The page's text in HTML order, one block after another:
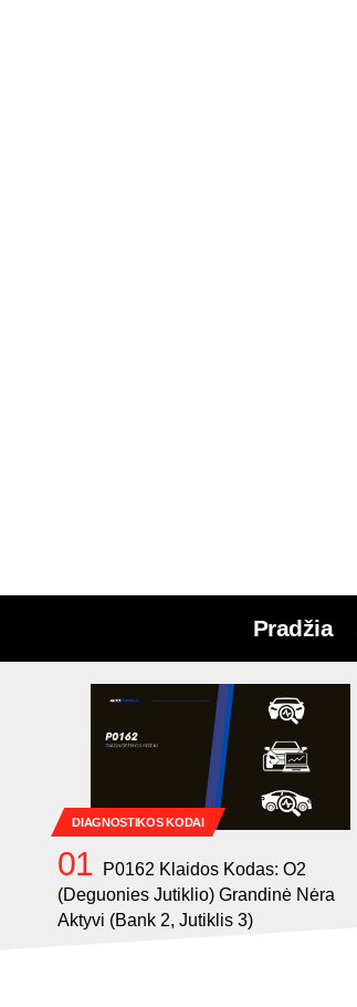
Pradžia
DIAGNOSTIKOS KODAI
P0162 Klaidos Kodas: O2
(Deguonies Jutiklio) Grandinė Nėra
Aktyvi (Bank 2, Jutiklis 3)